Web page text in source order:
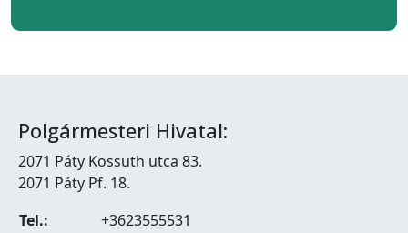
Polgármesteri Hivatal:
2071 Páty Kossuth utca 83.
2071 Páty Pf. 18.
Tel.:
+3623555531